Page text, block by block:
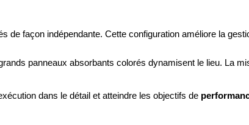
façon indépendante. Cette configuration améliore la
panneaux absorbants colorés dynamisent le lieu. La
dans le détail et atteindre les objectifs de